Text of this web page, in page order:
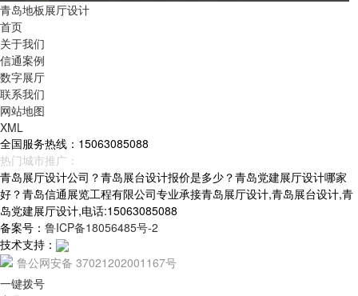
青岛地板展厅设计
首页
关于我们
信通案例
数字展厅
联系我们
网站地图
XML
全国服务热线：15063085088
热门城市推广：
青岛展厅设计公司？青岛展台设计报价是多少？青岛党建展厅设计哪家
好？青岛信通展览工程有限公司专业承接青岛展厅设计,青岛展台设计,青
岛党建展厅设计,电话:15063085088
备案号： 鲁ICP备18056485号-2
技术支持：
鲁公网安备 37021202001167号
一键拨号